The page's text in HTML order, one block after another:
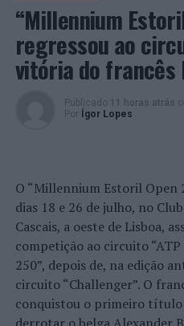
também registaram um
Por outro lado, a área
número de clientes.
Impacto na criação de
“Millennium
regressou ao
vitória do francês
Publicado 11 horas atrás
Por
Ígor Lopes
O “Millennium Estoril Open
dias 18 e 26 de julho, no
Cascais, a oeste de Lisboa,
competição ao circuito
250”, depois de, na edição
circuito “Challenger”. O
conquistou o primeiro título